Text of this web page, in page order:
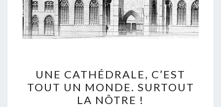
UNE CATHÉDRALE, C’EST
TOUT UN MONDE. SURTOUT
LA NÔTRE !